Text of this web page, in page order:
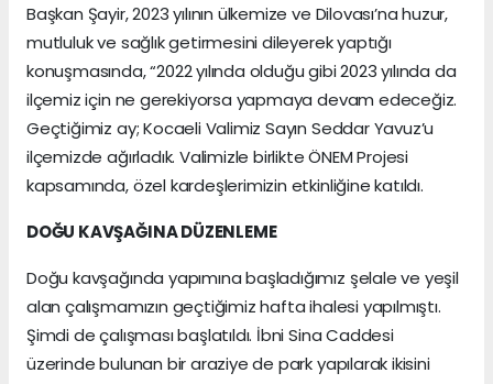
Başkan Şayir, 2023 yılının ülkemize ve Dilovası’na huzur,
mutluluk ve sağlık getirmesini dileyerek yaptığı
konuşmasında, “2022 yılında olduğu gibi 2023 yılında da
ilçemiz için ne gerekiyorsa yapmaya devam edeceğiz.
Geçtiğimiz ay; Kocaeli Valimiz Sayın Seddar Yavuz’u
ilçemizde ağırladık. Valimizle birlikte ÖNEM Projesi
kapsamında, özel kardeşlerimizin etkinliğine katıldı.
DOĞU KAVŞAĞINA DÜZENLEME
Doğu kavşağında yapımına başladığımız şelale ve yeşil
alan çalışmamızın geçtiğimiz hafta ihalesi yapılmıştı.
Şimdi de çalışması başlatıldı. İbni Sina Caddesi
üzerinde bulunan bir araziye de park yapılarak ikisini